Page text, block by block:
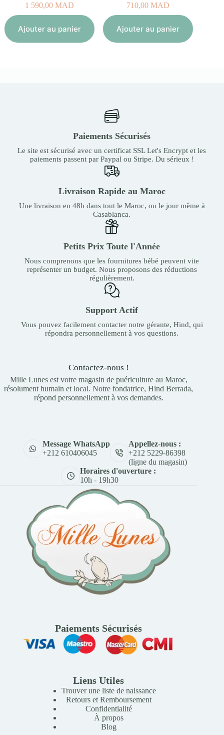
1 590,00MAD
Ajouter au panier
710,00MAD
Ajouter au panier
Paiements Sécurisés
Le site est sécurisé avec un certificat SSL Let's Encrypt et les
paiements passent par Paypal ou Stripe. Du sérieux !
Livraison Rapide au Maroc
Une livraison en 48h dans tout le Maroc, ou le jour même à
Casablanca.
Petits Prix Toute l'Année
Nous comprenons que les fournitures bébé peuvent vite
représenter un budget. Nous proposons des réductions
régulièrement.
Support Actif
Vous pouvez facilement contacter notre gérante, Hind, qui
répondra personnellement à vos questions.
Contactez-nous !
Mille Lunes est votre magasin de puériculture au Maroc,
résolument humain et local. Notre fondatrice, Hind Berrada,
répond personnellement à vos demandes.
Message WhatsApp
+212 610406045
Appellez-nous :
+212 5229-86398
(ligne du magasin)
Horaires d'ouverture :
10h - 19h30
Paiements Sécurisés
Liens Utiles
Trouver une liste de naissance
Retours et Remboursement
Confidentialité
À propos
Blog